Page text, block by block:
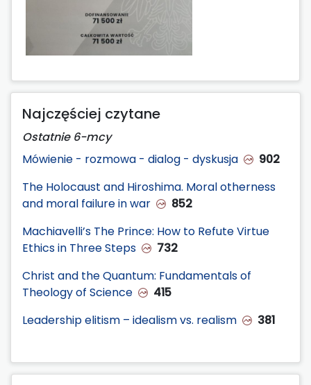
Najczęściej czytane
Ostatnie 6-mcy
Mówienie - rozmowa - dialog - dyskusja
902
The Holocaust and Hiroshima. Moral otherness
and moral failure in war
852
Machiavelli’s The Prince: How to Refute Virtue
Ethics in Three Steps
732
Christ and the Quantum: Fundamentals of
Theology of Science
415
Leadership elitism – idealism vs. realism
381